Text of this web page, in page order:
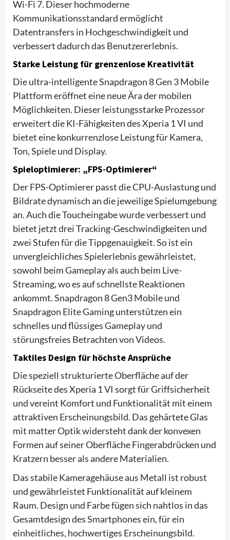
Wi-Fi 7. Dieser hochmoderne
Kommunikationsstandard ermöglicht
Datentransfers in Hochgeschwindigkeit und
verbessert dadurch das Benutzererlebnis.
Starke Leistung für grenzenlose Kreativität
Die ultra-intelligente Snapdragon 8 Gen 3 Mobile
Plattform eröffnet eine neue Ära der mobilen
Möglichkeiten. Dieser leistungsstarke Prozessor
erweitert die KI-Fähigkeiten des Xperia 1 VI und
bietet eine konkurrenzlose Leistung für Kamera,
Ton, Spiele und Display.
Spieloptimierer: „FPS-Optimierer“
Der FPS-Optimierer passt die CPU-Auslastung und
Bildrate dynamisch an die jeweilige Spielumgebung
an. Auch die Toucheingabe wurde verbessert und
bietet jetzt drei Tracking-Geschwindigkeiten und
zwei Stufen für die Tippgenauigkeit. So ist ein
unvergleichliches Spielerlebnis gewährleistet,
sowohl beim Gameplay als auch beim Live-
Streaming, wo es auf schnellste Reaktionen
ankommt. Snapdragon 8 Gen3 Mobile und
Snapdragon Elite Gaming unterstützen ein
schnelles und flüssiges Gameplay und
störungsfreies Betrachten von Videos.
Taktiles Design für höchste Ansprüche
Die speziell strukturierte Oberfläche auf der
Rückseite des Xperia 1 VI sorgt für Griffsicherheit
und vereint Komfort und Funktionalität mit einem
attraktiven Erscheinungsbild. Das gehärtete Glas
mit matter Optik widersteht dank der konvexen
Formen auf seiner Oberfläche Fingerabdrücken und
Kratzern besser als andere Materialien.
Das stabile Kameragehäuse aus Metall ist robust
und gewährleistet Funktionalität auf kleinem
Raum. Design und Farbe fügen sich nahtlos in das
Gesamtdesign des Smartphones ein, für ein
einheitliches, hochwertiges Erscheinungsbild.